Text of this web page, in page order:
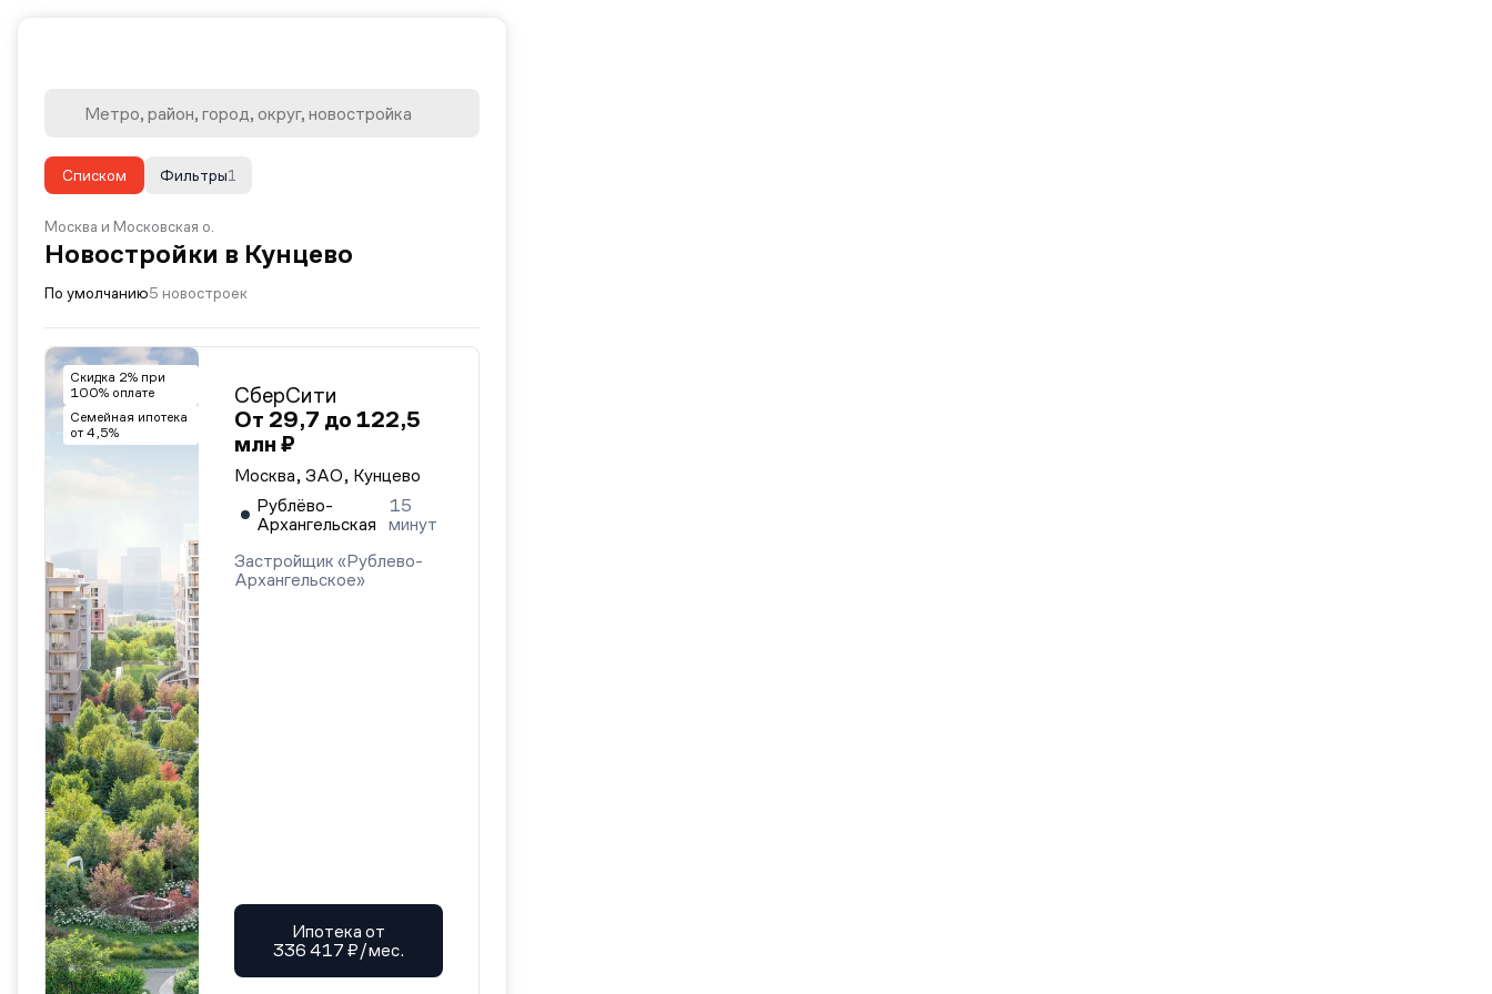
Списком 1
Фильтры
Москва и Московская о.
Новостройки в Кунцево
По умолчанию5 новостроек
Скидка 2% при
100% оплате
Семейная ипотека
от 4,5%
СберСити
От 29,7 до 122,5
млн ₽
Москва, ЗАО, Кунцево
Рублёво-
Архангельская
15
минут
Застройщик «Рублево-
Архангельское»
Ипотека от
336 417 ₽/мес.